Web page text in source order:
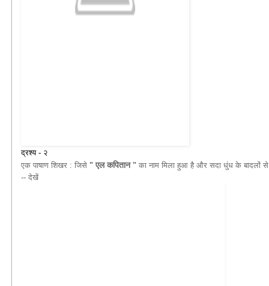
द्रश्य - २
एक पाषाण शिखर : जिसे " एलकपितान " का नाम मिला हुआ है और सदा धुंध के बादलों
-- देखें